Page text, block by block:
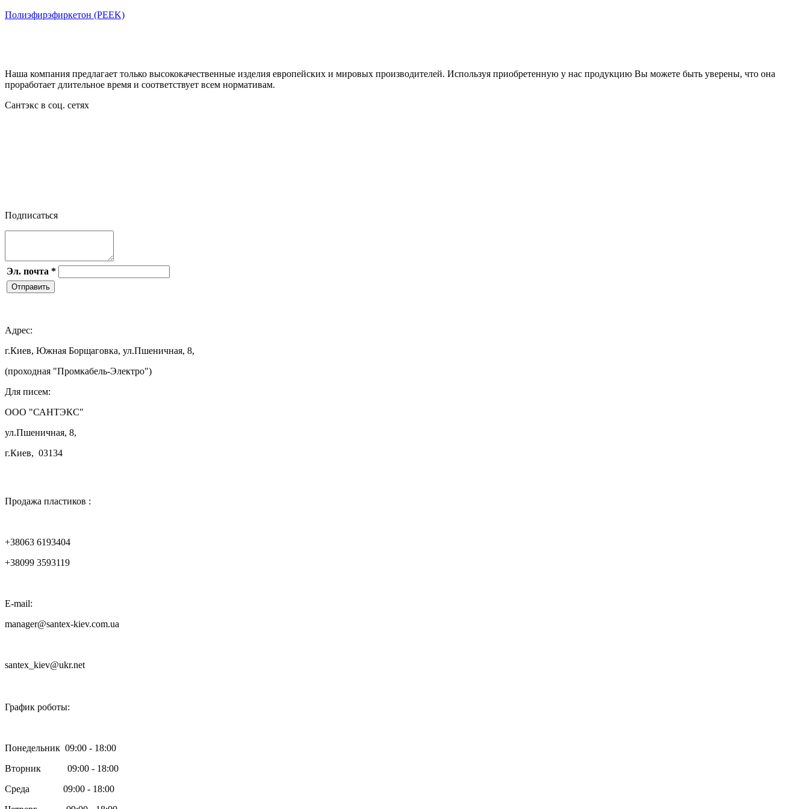
Полиэфирэфиркетон (PEEK)
Наша компания предлагает только высококачественные изделия европейских и мировых производителей. Используя приобретенную у нас продукцию Вы можете быть уверены, что она
проработает длительное время и соответствует всем нормативам.
Сантэкс в соц. сетях
Подписаться
Эл. почта *
Отправить
Адрес:
г.Киев, Южная Борщаговка, ул.Пшеничная, 8,
(проходная "Промкабель-Электро")
Для писем:
ООО "САНТЭКС"
ул.Пшеничная, 8,
г.Киев, 03134
Продажа пластиков :
+38063 6193404
+38099 3593119
E-mail:
manager@santex-kiev.com.ua
santex_kiev@ukr.net
График роботы:
Понедельник 09:00 - 18:00
Вторник 09:00 - 18:00
Среда 09:00 - 18:00